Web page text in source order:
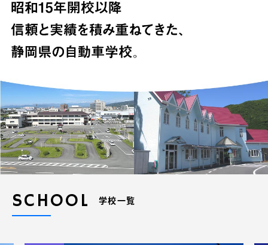
SCHOOL 学校一覧